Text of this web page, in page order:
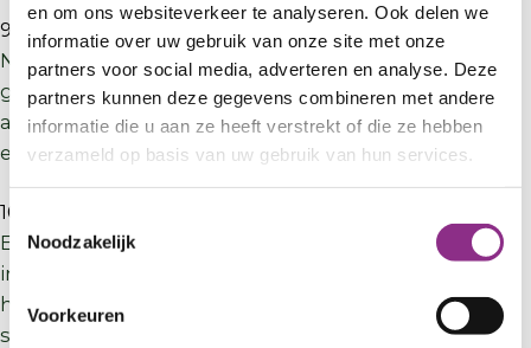
en om ons websiteverkeer te analyseren. Ook delen we
informatie over uw gebruik van onze site met onze
partners voor social media, adverteren en analyse. Deze
partners kunnen deze gegevens combineren met andere
informatie die u aan ze heeft verstrekt of die ze hebben
verzameld op basis van uw gebruik van hun services.
Toestemmingsselectie
Noodzakelijk
Voorkeuren
9. Energiezuinige apparaten
Nieuwe apparaten met energielabel A of B
gebruiken veel minder stroom. Vervang oude
apparaten (zoals koel- en vrieskasten) door
energiezuinige varianten.
10. Energieverbruiksmanager
Een energieverbruiksmanager laat je inzicht krijgen
in je energieverbruik via de slimme meter. Verbind
het apparaat of de app met de P1-poort van je
slimme meter.